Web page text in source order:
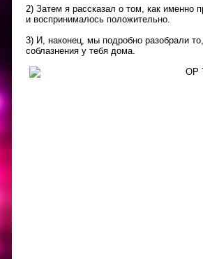
2) Затем я рассказал о том, как именно
и воспринималось положительно.
3) И, наконец, мы подробно разобрали
соблазнения у тебя дома.